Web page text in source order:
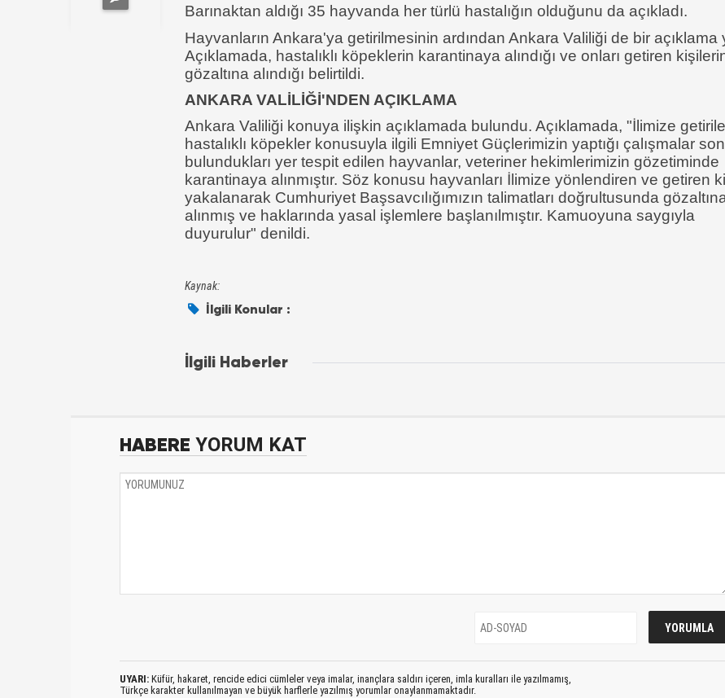
Barınaktan aldığı 35 hayvanda her türlü hastalığın olduğunu da açıkladı.
Hayvanların Ankara'ya getirilmesinin ardından Ankara Valiliği de bir açıklama
Açıklamada, hastalıklı köpeklerin karantinaya alındığı ve onları getiren
gözaltına alındığı belirtildi.
ANKARA VALİLİĞİ'NDEN AÇIKLAMA
Ankara Valiliği konuya ilişkin açıklamada bulundu. Açıklamada, "İlimize
hastalıklı köpekler konusuyla ilgili Emniyet Güçlerimizin yaptığı çalışmalar
bulundukları yer tespit edilen hayvanlar, veteriner hekimlerimizin gözetiminde
karantinaya alınmıştır. Söz konusu hayvanları İlimize yönlendiren ve getiren
yakalanarak Cumhuriyet Başsavcılığımızın talimatları doğrultusunda
alınmış ve haklarında yasal işlemlere başlanılmıştır. Kamuoyuna saygıyla
duyurulur" denildi.
Kaynak:
İlgili Konular :
İlgili Haberler
HABERE YORUM KAT
UYARI: Küfür, hakaret, rencide edici cümleler veya imalar, inançlara saldırı içeren, imla kuralları ile yazılmamış,
Türkçe karakter kullanılmayan ve büyük harflerle yazılmış yorumlar onaylanmamaktadır.